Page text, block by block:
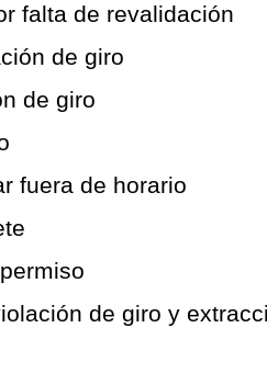
falta de revalidación
de giro
de giro
fuera de horario
de giro y